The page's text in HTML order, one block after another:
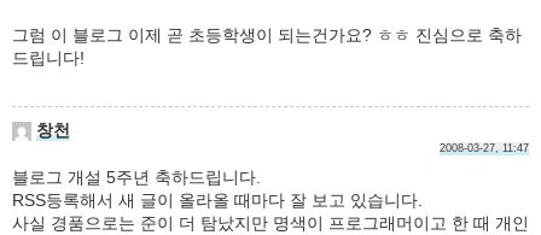
그럼 이 블로그 이제 곧 초등학생이 되는건가요? ㅎㅎ 진심으로 축하
드립니다!
창천
2008-03-27, 11:47
블로그 개설 5주년 축하드립니다.
RSS등록해서 새 글이 올라올 때마다 잘 보고 있습니다.
사실 경품으로는 준이 더 탐났지만 명색이 프로그래머이고 한 때 개인